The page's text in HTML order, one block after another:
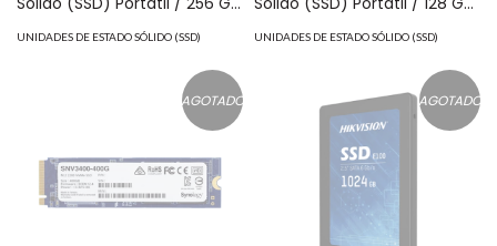
/ Gris MOD: HS-ESSD/256G
UNIDADES DE ESTADO SÓLIDO (SSD)
/ Conector USB C MOD: HS-
ESSD-T100I/128G
UNIDADES DE ESTADO SÓLIDO (SSD)
AGOTADO AGOTADO